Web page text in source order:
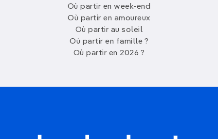
Où partir en week-end
Où partir en amoureux
Où partir au soleil
Où partir en famille ?
Où partir en 2026 ?